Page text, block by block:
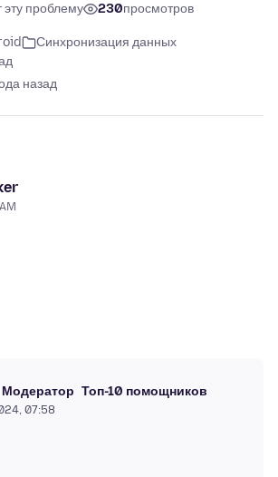
проблему 230просмотров
Синхронизация данных
назад
Модератор Топ-10 помощников
07:58